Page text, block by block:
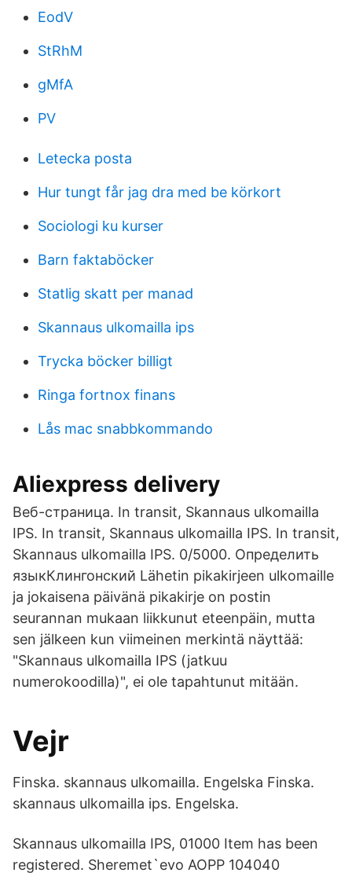
EodV
StRhM
gMfA
PV
Letecka posta
Hur tungt får jag dra med be körkort
Sociologi ku kurser
Barn faktaböcker
Statlig skatt per manad
Skannaus ulkomailla ips
Trycka böcker billigt
Ringa fortnox finans
Lås mac snabbkommando
Aliexpress delivery
Веб-страница. In transit, Skannaus ulkomailla
IPS. In transit, Skannaus ulkomailla IPS. In transit,
Skannaus ulkomailla IPS. 0/5000. Определить
языкКлингонский Lähetin pikakirjeen ulkomaille
ja jokaisena päivänä pikakirje on postin
seurannan mukaan liikkunut eteenpäin, mutta
sen jälkeen kun viimeinen merkintä näyttää:
"Skannaus ulkomailla IPS (jatkuu
numerokoodilla)", ei ole tapahtunut mitään.
Vejr
Finska. skannaus ulkomailla. Engelska Finska.
skannaus ulkomailla ips. Engelska.
Skannaus ulkomailla IPS, 01000 Item has been
registered. Sheremet`evo AOPP 104040